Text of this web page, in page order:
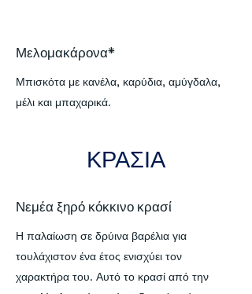
Μελομακάρονα*
Μπισκότα με κανέλα, καρύδια, αμύγδαλα,
μέλι και μπαχαρικά.
ΚΡΑΣΙΑ
Νεμέα ξηρό κόκκινο κρασί
Η παλαίωση σε δρύινα βαρέλια για
τουλάχιστον ένα έτος ενισχύει τον
χαρακτήρα του. Αυτό το κρασί από την